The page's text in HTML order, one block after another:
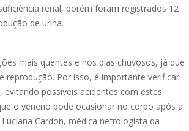
renal, porém foram registrados 12
de urina.
mais quentes e nos dias chuvosos, já que
reprodução. Por isso, é importante verificar
possíveis acidentes com estes
o veneno pode ocasionar no corpo após a
Cardon, médica nefrologista da